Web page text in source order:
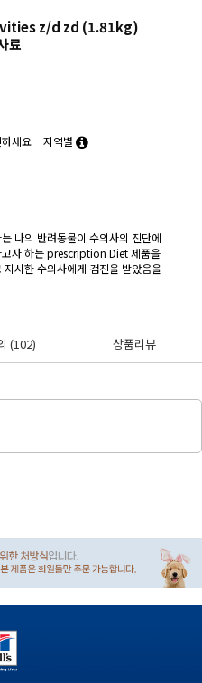
z/d zd (1.81kg)
료
세요
지역별
나의 반려동물이 수의사의 진단에
고자 하는 prescription Diet 제품을
시한 수의사에게 검진을 받았음을
(102) 상품리뷰